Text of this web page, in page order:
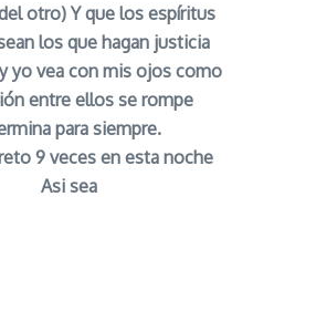
otro) Y que los espíritus
los que hagan justicia
yo vea con mis ojos como
entre ellos se rompe
para siempre.
9 veces en esta noche
Asi sea